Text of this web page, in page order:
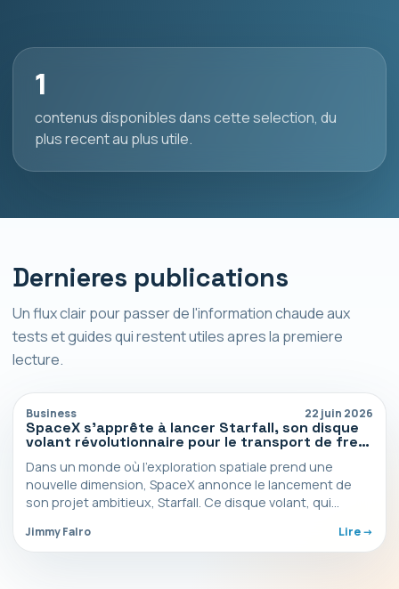
1
contenus disponibles dans cette selection, du
plus recent au plus utile.
Dernieres publications
Un flux clair pour passer de l'information chaude aux
tests et guides qui restent utiles apres la premiere
lecture.
Business 22 juin 2026
SpaceX s’apprête à lancer Starfall, son disque
volant révolutionnaire pour le transport de fret
Dans un monde où l’exploration spatiale prend une
nouvelle dimension, SpaceX annonce le lancement de
son projet ambitieux, Starfall. Ce disque volant, qui
Jimmy Falro Lire ->